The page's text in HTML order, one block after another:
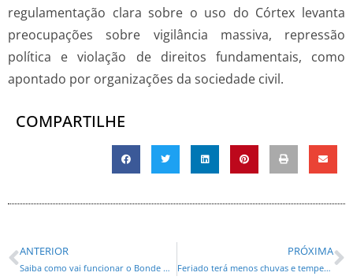
regulamentação clara sobre o uso do Córtex levanta
preocupações sobre vigilância massiva, repressão
política e violação de direitos fundamentais, como
apontado por organizações da sociedade civil.
COMPARTILHE
ANTERIOR
Saiba como vai funcionar o Bonde Urbano Digital, tecnologia inédita na América do Sul
PRÓXIMA
Feriado terá menos chuvas e temperaturas amenas no Paraná, prevê Simepar